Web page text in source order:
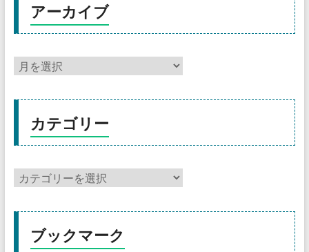
アーカイブ
カテゴリー
ブックマーク